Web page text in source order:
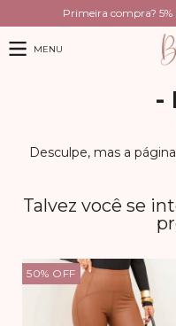
Primeira compra?
MENU
-
Desculpe, mas a
Talvez você se
50% OFF